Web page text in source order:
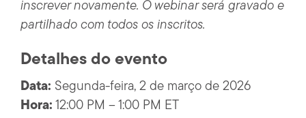
inscrever novamente. O webinar será gravado e
partilhado com todos os inscritos.
Detalhes do evento
Data: Segunda-feira, 2 de março de 2026
Hora: 12:00 PM – 1:00 PM ET